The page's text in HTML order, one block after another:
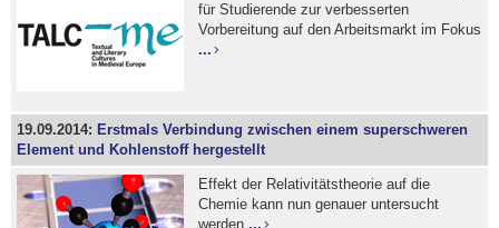
für Studierende zur verbesserten
Vorbereitung auf den Arbeitsmarkt im Fokus
...
19.09.2014: Erstmals Verbindung zwischen einem superschweren
Element und Kohlenstoff hergestellt
Effekt der Relativitätstheorie auf die
Chemie kann nun genauer untersucht
werden ...